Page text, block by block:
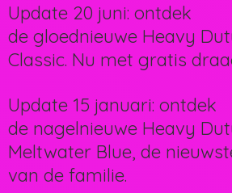
Update 20 juni: ontdek
de gloednieuwe Heavy
Classic. Nu met gratis
Update 15 januari: ontdek
de nagelnieuwe Heavy
Meltwater Blue, de
van de familie.